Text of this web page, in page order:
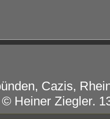
Cazis,
Heiner Ziegler.